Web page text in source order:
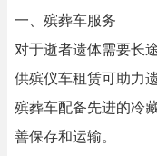
一、殡葬车服务
对于逝者遗体需要长
供殡仪车租赁可助力
殡葬车配备先进的冷
善保存和运输。